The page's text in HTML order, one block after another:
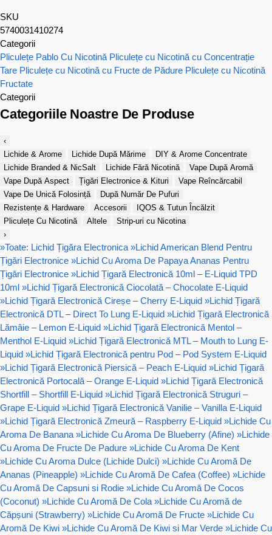
SKU
5740031410274
Categorii
Pliculețe Pablo Cu Nicotină Pliculețe cu Nicotină cu Concentrație
Tare Pliculețe cu Nicotină cu Fructe de Pădure Pliculețe cu Nicotină
Fructate
Categorii
Categoriile Noastre De Produse
‹
Lichide & Arome
Lichide După Mărime
DIY & Arome Concentrate
Lichide Branded & NicSalt
Lichide Fără Nicotină
Vape După Aromă
Vape După Aspect
Țigări Electronice & Kituri
Vape Reîncărcabil
Vape De Unică Folosință
După Număr De Pufuri
Rezistențe & Hardware
Accesorii
IQOS & Tutun Încălzit
Pliculețe Cu Nicotină
Altele
Strip-uri cu Nicotina
›
»Toate: Lichid Țigăra Electronica »Lichid American Blend Pentru
Țigări Electronice »Lichid Cu Aroma De Papaya Ananas Pentru
Țigări Electronice »Lichid Țigară Electronică 10ml – E-Liquid TPD
10ml »Lichid Țigară Electronică Ciocolată – Chocolate E-Liquid
»Lichid Țigară Electronică Cireșe – Cherry E-Liquid »Lichid Țigară
Electronică DTL – Direct To Lung E-Liquid »Lichid Țigară Electronică
Lămâie – Lemon E-Liquid »Lichid Țigară Electronică Mentol –
Menthol E-Liquid »Lichid Țigară Electronică MTL – Mouth to Lung E-
Liquid »Lichid Țigară Electronică pentru Pod – Pod System E-Liquid
»Lichid Țigară Electronică Piersică – Peach E-Liquid »Lichid Țigară
Electronică Portocală – Orange E-Liquid »Lichid Țigară Electronică
Shortfill – Shortfill E-Liquid »Lichid Țigară Electronică Struguri –
Grape E-Liquid »Lichid Țigară Electronică Vanilie – Vanilla E-Liquid
»Lichid Țigară Electronică Zmeură – Raspberry E-Liquid »Lichide Cu
Aroma De Banana »Lichide Cu Aroma De Blueberry (Afine) »Lichide
Cu Aroma De Fructe De Padure »Lichide Cu Aroma De Kent
»Lichide Cu Aroma Dulce (Lichide Dulci) »Lichide Cu Aromă De
Ananas (Pineapple) »Lichide Cu Aromă De Cafea (Coffee) »Lichide
Cu Aromă De Capsuni si Rodie »Lichide Cu Aromă De Cocos
(Coconut) »Lichide Cu Aromă De Cola »Lichide Cu Aromă de
Căpșuni (Strawberry) »Lichide Cu Aromă De Fructe »Lichide Cu
Aromă De Kiwi »Lichide Cu Aromă De Kiwi si Mar Verde »Lichide Cu